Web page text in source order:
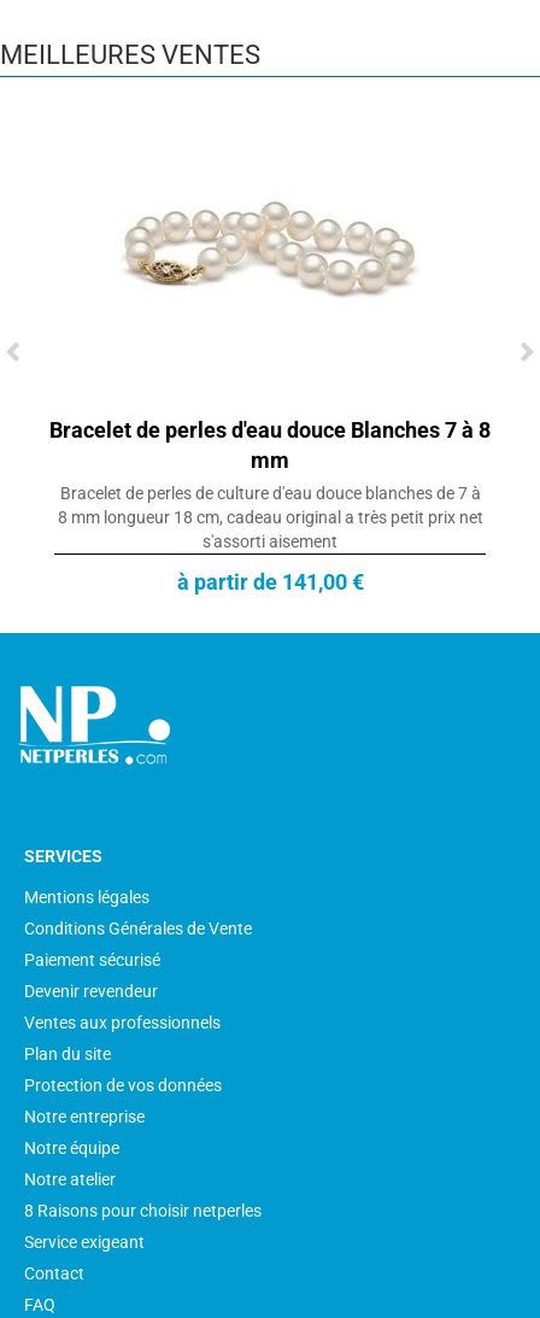
MEILLEURES VENTES
Bracelet de perles d'eau douce Blanches 7 à 8
mm
Bracelet de perles de culture d'eau douce blanches de 7 à
8 mm longueur 18 cm, cadeau original a très petit prix net
s'assorti aisement
à partir de 141,00 €
SERVICES
Mentions légales
Conditions Générales de Vente
Paiement sécurisé
Devenir revendeur
Ventes aux professionnels
Plan du site
Protection de vos données
Notre entreprise
Notre équipe
Notre atelier
8 Raisons pour choisir netperles
Service exigeant
Contact
FAQ